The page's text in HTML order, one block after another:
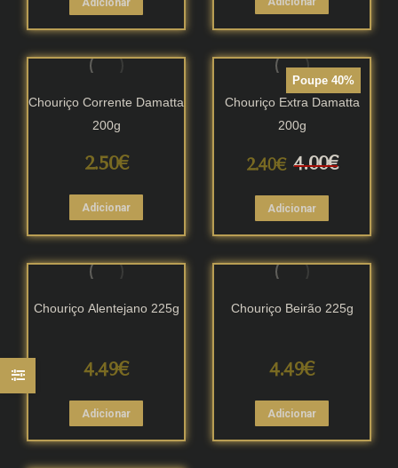
original
era:
3.00€.
atual
é:
2.10€.
Adicionar
Chouriço Corrente Damatta
200g
2.50€
Adicionar
Poupe 40%
Chouriço Extra Damatta
200g
4.00€
O
preço
original
era:
4.00€.
2.40€ O
preço
atual
é:
2.40€.
Adicionar
Chouriço Alentejano 225g
4.49€
Adicionar
Chouriço Beirão 225g
4.49€
Adicionar